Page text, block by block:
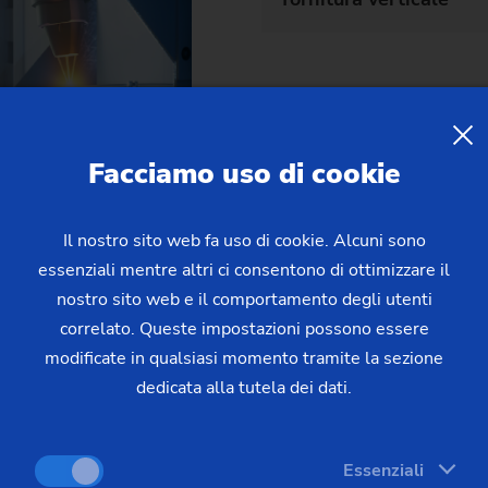
per le vostre
(3) macchine trovate
Facciamo uso di cookie
Il nostro sito web fa uso di cookie. Alcuni sono
essenziali mentre altri ci consentono di ottimizzare il
nostro sito web e il comportamento degli utenti
correlato. Queste impostazioni possono essere
modificate in qualsiasi momento tramite la sezione
dedicata alla tutela dei dati.
Essenziali